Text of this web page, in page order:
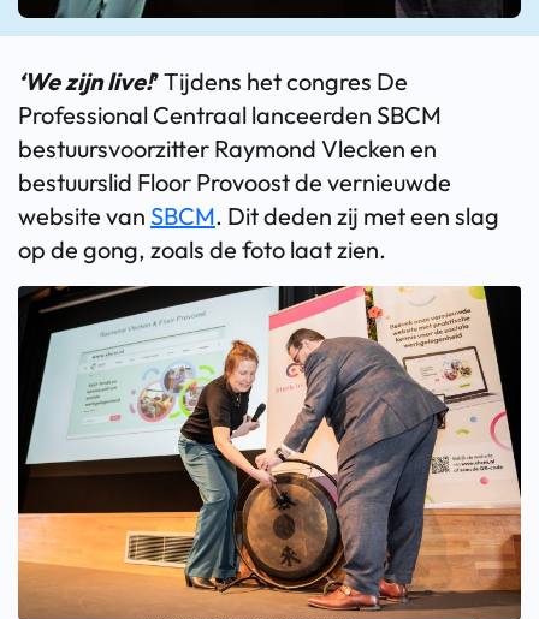
‘We zijn live!’Tijdens het congres De
Professional Centraal lanceerden SBCM
bestuursvoorzitter Raymond Vlecken en
bestuurslid Floor Provoost de vernieuwde
website van SBCM. Dit deden zij met een slag
op de gong, zoals de foto laat zien.
Bekijk afbeelding groter